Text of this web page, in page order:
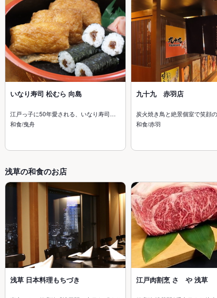
いなり寿司 松むら 向島
江戸っ子に50年愛される、いなり寿司…
和食/曳舟
九十九 赤羽店
炭火焼き鳥と絶景個室で笑顔
和食/赤羽
浅草の和食のお店
浅草 日本料理もちづき 江戸肉割烹 さゝや 浅草